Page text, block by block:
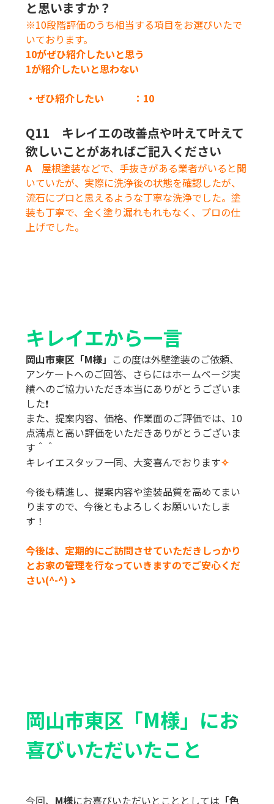
と思いますか？
※10段階評価のうち相当する項目をお選びいたで
いております。
10がぜひ紹介したいと思う
1が紹介したいと思わない
・ぜひ紹介したい ：10
Q11 キレイエの改善点や叶えて叶えて
欲しいことがあればご記入ください
A 屋根塗装などで、手抜きがある業者がいると聞
いていたが、実際に洗浄後の状態を確認したが、
流石にプロと思えるような丁寧な洗浄でした。塗
装も丁寧で、全く塗り漏れもれもなく、プロの仕
上げでした。
キレイエから一言
岡山市東区「M様」 この度は外壁塗装のご依頼、
アンケートへのご回答、さらにはホームページ実
績へのご協力いただき本当にありがとうございま
した❗️
また、提案内容、価格、作業面のご評価では、10
点満点と高い評価をいただきありがとうございま
す＾＾
キレイエスタッフ一同、大変喜んでおります✧
今後も精進し、提案内容や塗装品質を高めてまい
りますので、今後ともよろしくお願いいたしま
す！
今後は、定期的にご訪問させていただきしっかり
とお家の管理を行なっていきますのでご安心くだ
さい(^-^)ゝ
岡山市東区「M様」 にお
喜びいただいたこと
今回、 M様にお喜びいただいとこととしては 「色